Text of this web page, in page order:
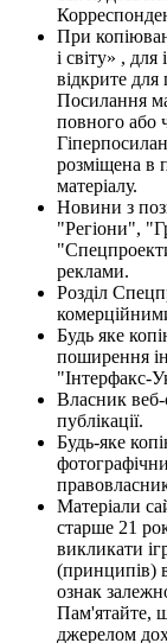
При
і світу» ,
відкрите
Посилання
повного або
розміщена в
матеріалу.
Новини з
"Регіони",
реклами.
Розділ
Будь яке
поширення
"Інтерфакс-
Власник веб-
публікації.
Будь-яке
Матеріали
старше 21
викликати
(принципів)
ознак
Пам'ятайте,
джерелом